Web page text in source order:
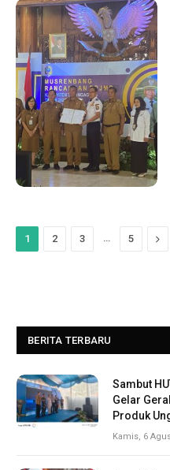
1 2 3 5
BERITA TERBARU
Sambut
Gelar
Produk
Kamis, 6